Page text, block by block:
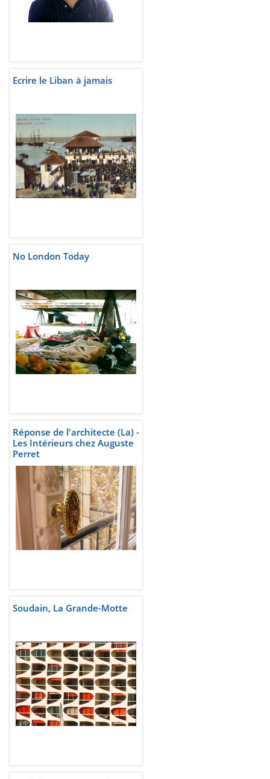
Ecrire le Liban à jamais
No London Today
Réponse de l'architecte (La) -
Les Intérieurs chez Auguste
Perret
Soudain, La Grande-Motte